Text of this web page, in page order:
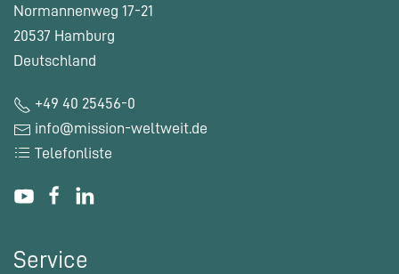
Normannenweg 17-21
20537 Hamburg
Deutschland
+49 40 25456-0
info@mission-weltweit.de
Telefonliste
Service